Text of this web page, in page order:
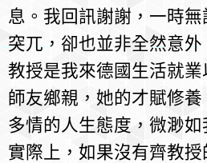
息。我回訊謝謝，一時
突兀，卻也並非全然意
教授是我來德國生活就
師友鄉親，她的才賦修
多情的人生態度，微渺如
實際上，如果沒有齊教